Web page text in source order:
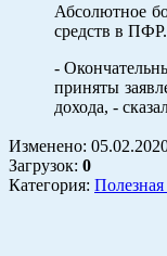
Абсолютное
средств в ПФР.
-
приняты
дохода, -
Изменено:
Загрузок: 0
Категория: